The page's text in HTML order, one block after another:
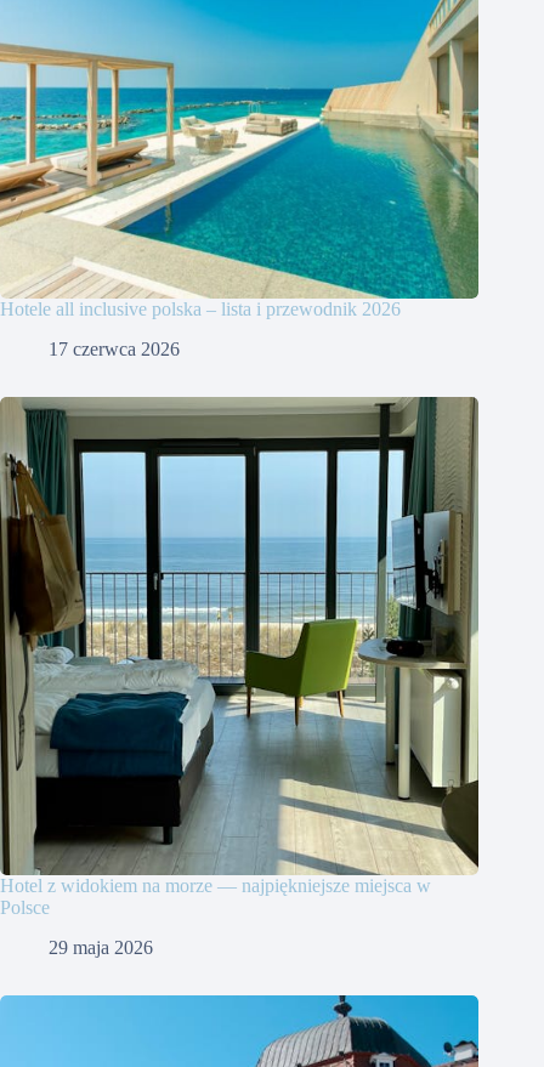
Hotele all inclusive polska – lista i przewodnik 2026
17 czerwca 2026
Hotel z widokiem na morze — najpiękniejsze miejsca w
Polsce
29 maja 2026